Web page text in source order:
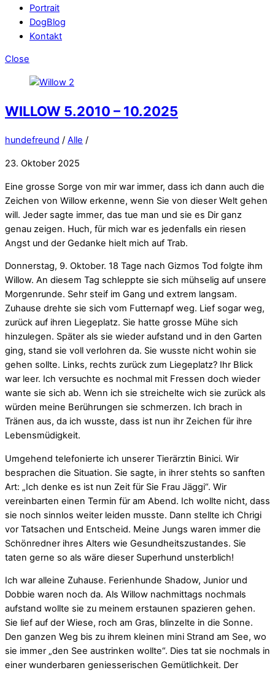
Portrait
DogBlog
Kontakt
Close
WILLOW 5.2010 – 10.2025
hundefreund / Alle /
23. Oktober 2025
Eine grosse Sorge von mir war immer, dass ich dann auch die
Zeichen von Willow erkenne, wenn Sie von dieser Welt gehen
will. Jeder sagte immer, das tue man und sie es Dir ganz
genau zeigen. Huch, für mich war es jedenfalls ein riesen
Angst und der Gedanke hielt mich auf Trab.
Donnerstag, 9. Oktober. 18 Tage nach Gizmos Tod folgte ihm
Willow. An diesem Tag schleppte sie sich mühselig auf unsere
Morgenrunde. Sehr steif im Gang und extrem langsam.
Zuhause drehte sie sich vom Futternapf weg. Lief sogar weg,
zurück auf ihren Liegeplatz. Sie hatte grosse Mühe sich
hinzulegen. Später als sie wieder aufstand und in den Garten
ging, stand sie voll verlohren da. Sie wusste nicht wohin sie
gehen sollte. Links, rechts zurück zum Liegeplatz? Ihr Blick
war leer. Ich versuchte es nochmal mit Fressen doch wieder
wante sie sich ab. Wenn ich sie streichelte wich sie zurück als
würden meine Berührungen sie schmerzen. Ich brach in
Tränen aus, da ich wusste, dass ist nun ihr Zeichen für ihre
Lebensmüdigkeit.
Umgehend telefonierte ich unserer Tierärztin Binici. Wir
besprachen die Situation. Sie sagte, in ihrer stehts so sanften
Art: „Ich denke es ist nun Zeit für Sie Frau Jäggi“. Wir
vereinbarten einen Termin für am Abend. Ich wollte nicht, dass
sie noch sinnlos weiter leiden musste. Dann stellte ich Chrigi
vor Tatsachen und Entscheid. Meine Jungs waren immer die
Schönredner ihres Alters wie Gesundheitszustandes. Sie
taten gerne so als wäre dieser Superhund unsterblich!
Ich war alleine Zuhause. Ferienhunde Shadow, Junior und
Dobbie waren noch da. Als Willow nachmittags nochmals
aufstand wollte sie zu meinem erstaunen spazieren gehen.
Sie lief auf der Wiese, roch am Gras, blinzelte in die Sonne.
Den ganzen Weg bis zu ihrem kleinen mini Strand am See, wo
sie immer „den See austrinken wollte“. Dies tat sie nochmals in
einer wunderbaren geniesserischen Gemütlichkeit. Der